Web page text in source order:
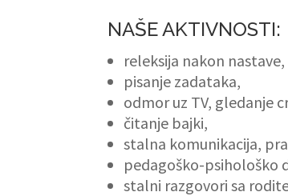
NAŠE AKTIVNOSTI:
releksija nakon nastave,
pisanje zadataka,
odmor uz TV, gledanje
čitanje bajki,
stalna komunikacija,
pedagoško-psihološko
stalni razgovori sa